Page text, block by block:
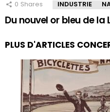
0 Shares INDUSTRIE
Du nouvel or bleu de la
PLUS D'ARTICLES